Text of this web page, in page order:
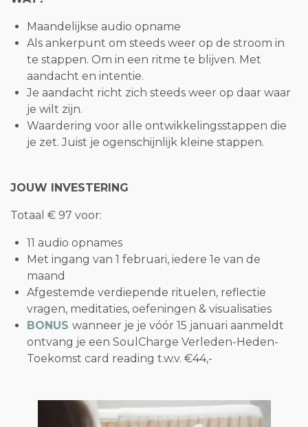
Maandelijkse audio opname
Als ankerpunt om steeds weer op de stroom in
te stappen. Om in een ritme te blijven. Met
aandacht en intentie.
Je aandacht richt zich steeds weer op daar waar
je wilt zijn.
Waardering voor alle ontwikkelingsstappen die
je zet. Juist je ogenschijnlijk kleine stappen.
JOUW INVESTERING
Totaal € 97 voor:
11 audio opnames
Met ingang van 1 februari, iedere 1e van de
maand
Afgestemde verdiepende rituelen, reflectie
vragen, meditaties, oefeningen & visualisaties
BONUS wanneer je je vóór 15 januari aanmeldt
ontvang je een SoulCharge Verleden-Heden-
Toekomst card reading t.w.v. €44,-